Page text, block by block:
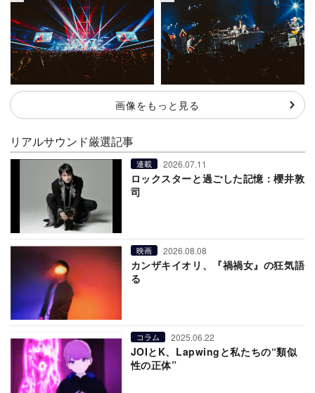
画像をもっと見る
リアルサウンド厳選記事
連載 2026.07.11
ロックスターと過ごした記憶：櫻井敦
司
映画 2026.08.08
カンザキイオリ、『禍禍女』の狂気語
る
コラム 2025.06.22
JOIとK、Lapwingと私たちの“類似
性の正体”